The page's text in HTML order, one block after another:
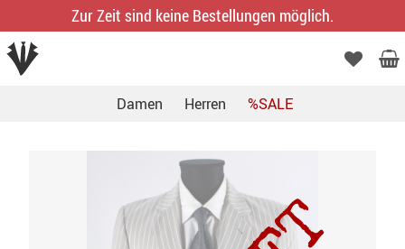
Zur Zeit sind keine Bestellungen möglich.
Damen Herren %SALE